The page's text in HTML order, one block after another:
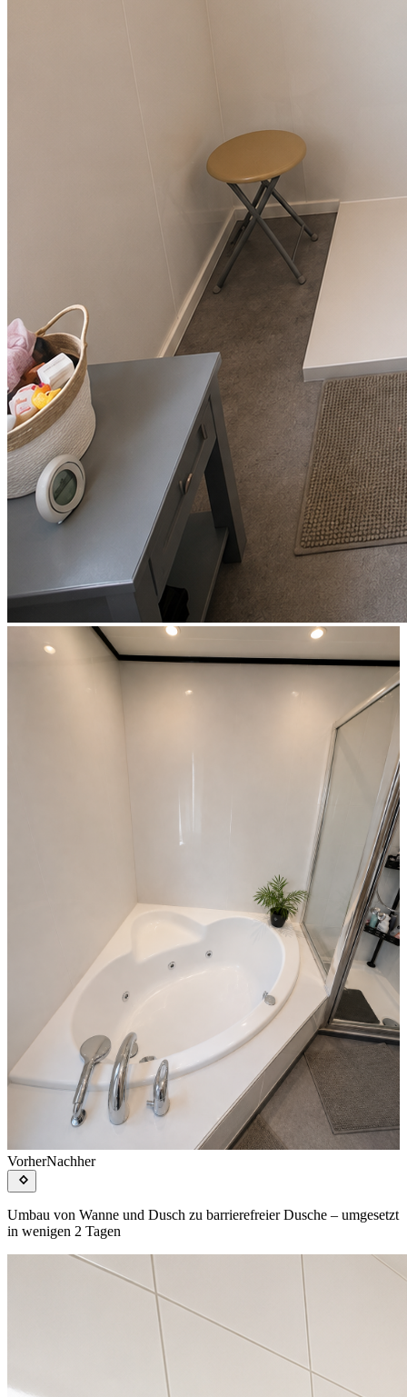
VorherNachher
Umbau von Wanne und Dusch zu barrierefreier Dusche – umgesetzt
in wenigen 2 Tagen